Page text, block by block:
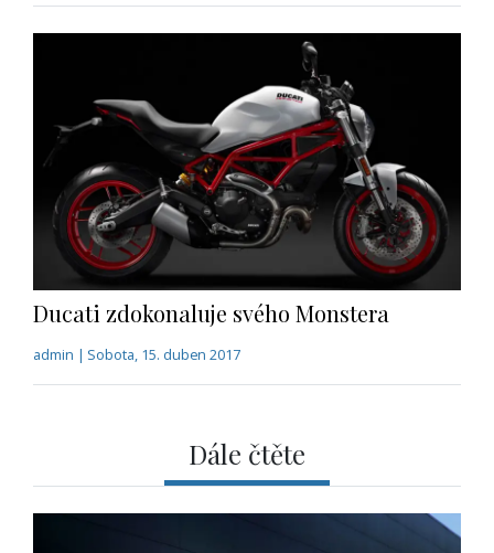
Ducati zdokonaluje svého Monstera
admin | Sobota, 15. duben 2017
Dále čtěte